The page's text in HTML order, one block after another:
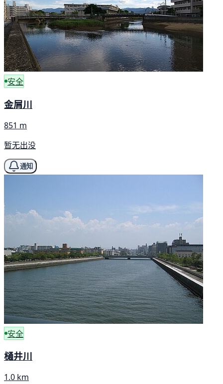
安全
金屑川
851 m
暂无出没
通知
安全
樋井川
1.0 km